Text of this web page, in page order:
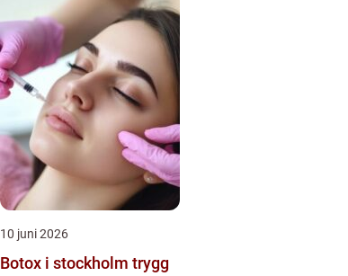
10 juni 2026
Botox i stockholm trygg